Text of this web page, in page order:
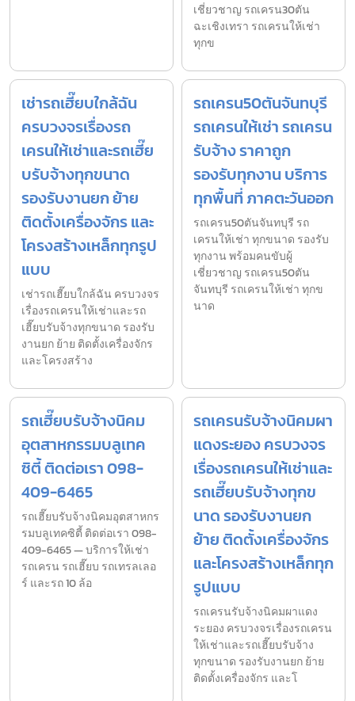
เชี่ยวชาญ รถเครน30ตัน
ฉะเชิงเทรา รถเครนให้เช่า
ทุกข
เช่ารถเฮี๊ยบใกล้ฉัน
ครบวงจรเรื่องรถ
เครนให้เช่าและรถเฮี๊ย
บรับจ้างทุกขนาด
รองรับงานยก ย้าย
ติดตั้งเครื่องจักร และ
โครงสร้างเหล็กทุกรูป
แบบ
เช่ารถเฮี๊ยบใกล้ฉัน ครบวงจร
เรื่องรถเครนให้เช่าและรถ
เฮี๊ยบรับจ้างทุกขนาด รองรับ
งานยก ย้าย ติดตั้งเครื่องจักร
และโครงสร้าง
รถเครน50ตันจันทบุรี
รถเครนให้เช่า รถเครน
รับจ้าง ราคาถูก
รองรับทุกงาน บริการ
ทุกพื้นที่ ภาคตะวันออก
รถเครน50ตันจันทบุรี รถ
เครนให้เช่า ทุกขนาด รองรับ
ทุกงาน พร้อมคนขับผู้
เชี่ยวชาญ รถเครน50ตัน
จันทบุรี รถเครนให้เช่า ทุกข
นาด
รถเฮี๊ยบรับจ้างนิคม
อุตสาหกรรมบลูเทค
ซิตี้ ติดต่อเรา 098-
409-6465
รถเฮี๊ยบรับจ้างนิคมอุตสาหกร
รมบลูเทคซิตี้ ติดต่อเรา 098-
409-6465 — บริการให้เช่า
รถเครน รถเฮี๊ยบ รถเทรลเลอ
ร์ และรถ 10 ล้อ
รถเครนรับจ้างนิคมผา
แดงระยอง ครบวงจร
เรื่องรถเครนให้เช่าและ
รถเฮี๊ยบรับจ้างทุกข
นาด รองรับงานยก
ย้าย ติดตั้งเครื่องจักร
และโครงสร้างเหล็กทุก
รูปแบบ
รถเครนรับจ้างนิคมผาแดง
ระยอง ครบวงจรเรื่องรถเครน
ให้เช่าและรถเฮี๊ยบรับจ้าง
ทุกขนาด รองรับงานยก ย้าย
ติดตั้งเครื่องจักร และโ